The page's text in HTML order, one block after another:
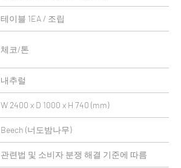
테이블 1EA / 조립
체코/톤
내추럴
W 2400 x D 1000 x H 740 (mm)
Beech (너도밤나무)
관련법 및 소비자 분쟁 해결 기준에 따름